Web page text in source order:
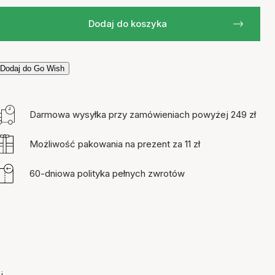
Dodaj do koszyka
Dodaj do Go Wish
Darmowa wysyłka przy zamówieniach powyżej 249 zł
Możliwość pakowania na prezent za 11 zł
60-dniowa polityka pełnych zwrotów